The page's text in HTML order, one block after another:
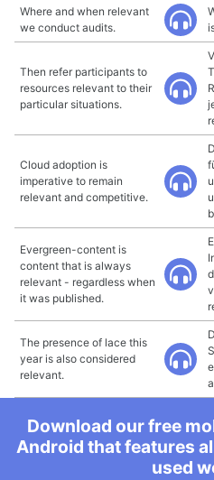
Where and when relevant
we conduct audits.
Then refer participants to
resources relevant to their
particular situations.
Cloud adoption is
imperative to remain
relevant and competitive.
Evergreen-content is
content that is always
relevant - regardless when
it was published.
The presence of lace this
year is also considered
relevant.
Download our free
Android that features
used